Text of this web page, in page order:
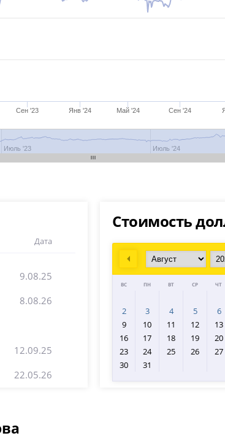
Сен '23 Янв '24 Май '24 Сен '24
Июль '23 Июль '24
Дата
9.08.25
8.08.26
12.09.25
22.05.26
Стоимость
Prev
ВС ПН ВТ СР ЧТ
2
3 4 5 6
9
10 11 12 13
16
17 18 19 20
23
24 25 26 27
30
31